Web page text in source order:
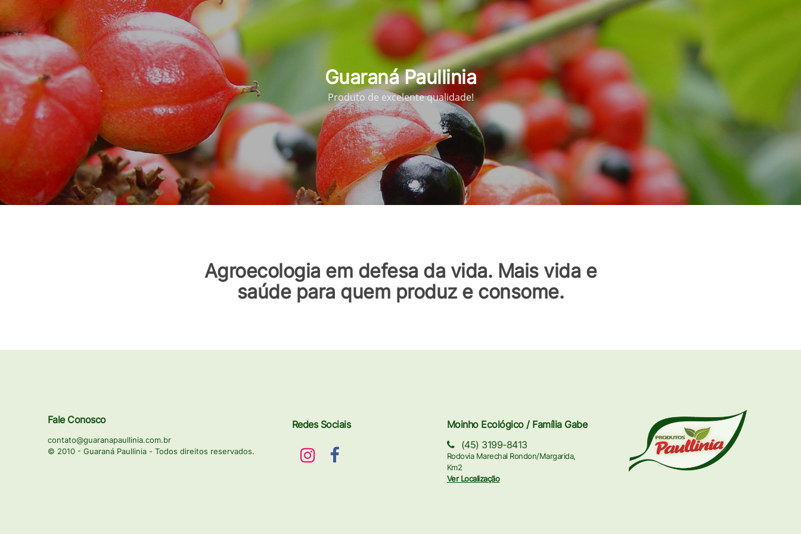
Guaraná Paullinia
Produto de excelente qualidade!
Agroecologia em defesa da vida. Mais vida e
saúde para quem produz e consome.
Fale Conosco
contato@guaranapaullinia.com.br
© 2010 - Guaraná Paullinia - Todos direitos reservados.
Redes Sociais
Moinho Ecológico / Família Gabe
(45) 3199-8413
Rodovia Marechal Rondon/Margarida,
Km2
Ver Localização